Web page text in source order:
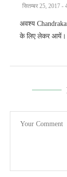
सितम्बर 25, 2017 -
अवश्य
के लिए लेकर आयें।